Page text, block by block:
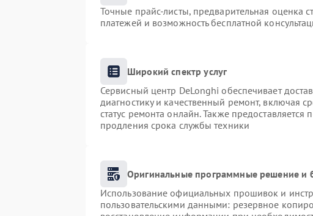
Точные прайс-листы, предварительная оценка
платежей и возможность бесплатной
Широкий спектр услуг
Сервисный центр DeLonghi обеспечивает
диагностику и качественный ремонт, включая
статус ремонта онлайн. Также
продления срока службы техники
Оригинальные программные решение и
Использование официальных прошивок и
пользовательскими данными: резервное